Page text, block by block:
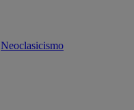
Neoclasicismo